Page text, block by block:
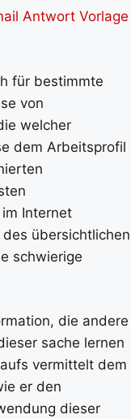
Antwort Vorlage
für bestimmte
von
welcher
dem Arbeitsprofil
Internet
übersichtlichen
schwierige
die andere
sache lernen
vermittelt dem
er den
dieser